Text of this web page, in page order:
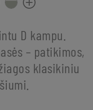
D kampu.
– patikimos,
klasikiniu